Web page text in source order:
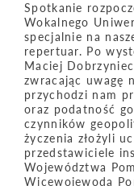
Spotkanie
Wokalnego
specjalnie na
repertuar. Po
Maciej
zwracając uwagę
przychodzi nam
oraz podatność
czynników
życzenia złożyli
przedstawiciele
Województwa
Wicewojewoda